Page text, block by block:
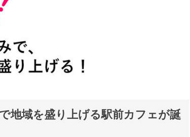
地域を盛り上げる駅前カフェが誕